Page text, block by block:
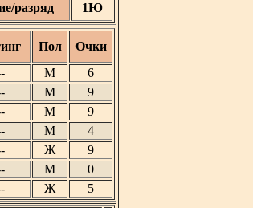
разряд 1Ю
Пол
Очки
М
6
М
9
М
9
М
4
Ж
9
М
0
Ж
5